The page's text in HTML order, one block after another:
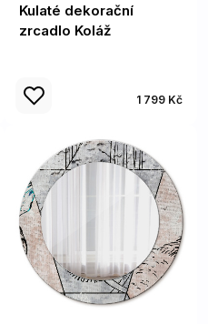
Kulaté dekorační
zrcadlo Koláž
1 799 Kč